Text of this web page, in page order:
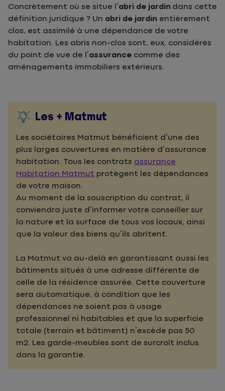
Concrètement où se situe l’abri de jardin dans cette
définition juridique ? Un abri de jardin entièrement
clos, est assimilé à une dépendance de votre
habitation. Les abris non-clos sont, eux, considérés
du point de vue de l’assurance comme des
aménagements immobiliers extérieurs.
Les + Matmut
Les sociétaires Matmut bénéficient d’une des
plus larges couvertures en matière d’assurance
habitation. Tous les contrats assurance
Habitation Matmut protègent les dépendances
de votre maison.
Au moment de la souscription du contrat, il
conviendra juste d’informer votre conseiller sur
la nature et la surface de tous vos locaux, ainsi
que la valeur des biens qu’ils abritent.
La Matmut va au-delà en garantissant aussi les
bâtiments situés à une adresse différente de
celle de la résidence assurée. Cette couverture
sera automatique, à condition que les
dépendances ne soient pas à usage
professionnel ni habitables et que la superficie
totale (terrain et bâtiment) n’excède pas 50
m2. Les garde-meubles sont de surcroît inclus
dans la garantie.